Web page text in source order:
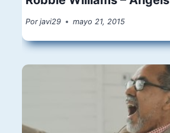
Por javi29 mayo 21, 2015